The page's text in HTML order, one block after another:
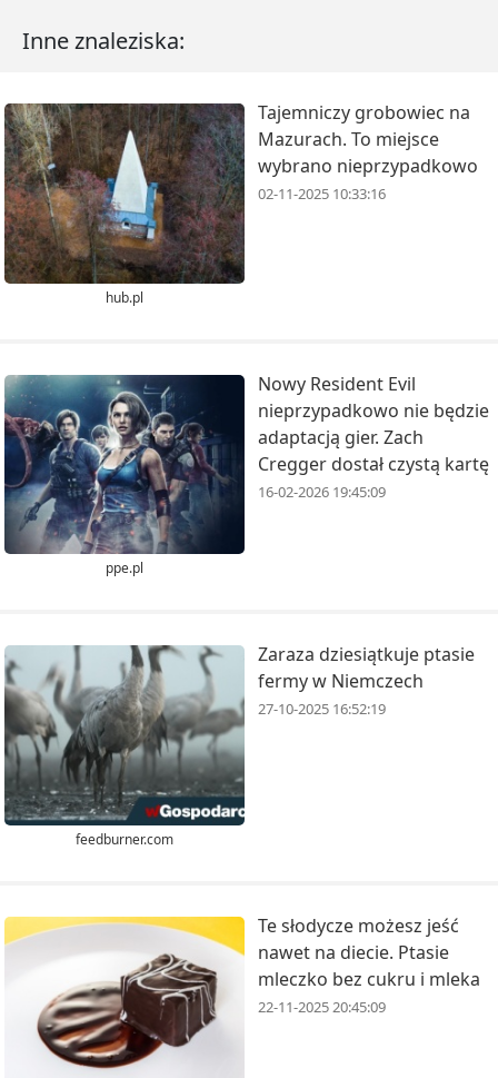
Inne znaleziska:
hub.pl
Tajemniczy grobowiec na
Mazurach. To miejsce
wybrano nieprzypadkowo
02-11-2025 10:33:16
ppe.pl
Nowy Resident Evil
nieprzypadkowo nie będzie
adaptacją gier. Zach
Cregger dostał czystą kartę
16-02-2026 19:45:09
feedburner.com
Zaraza dziesiątkuje ptasie
fermy w Niemczech
27-10-2025 16:52:19
Te słodycze możesz jeść
nawet na diecie. Ptasie
mleczko bez cukru i mleka
22-11-2025 20:45:09